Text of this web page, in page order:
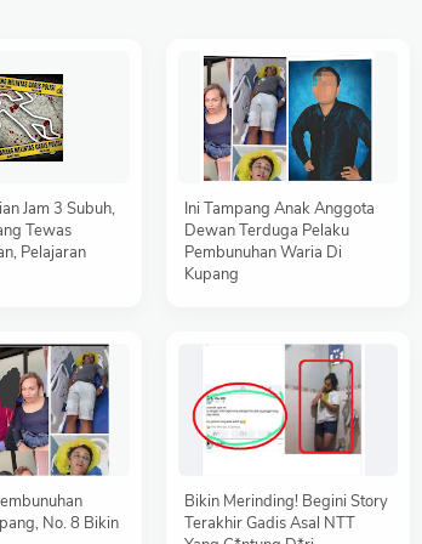
Jam 3 Subuh,
Tewas
Pelajaran
Ini Tampang Anak Anggota
Dewan Terduga Pelaku
Pembunuhan Waria Di
Kupang
No. 8 Bikin
Bikin Merinding! Begini Story
Terakhir Gadis Asal NTT